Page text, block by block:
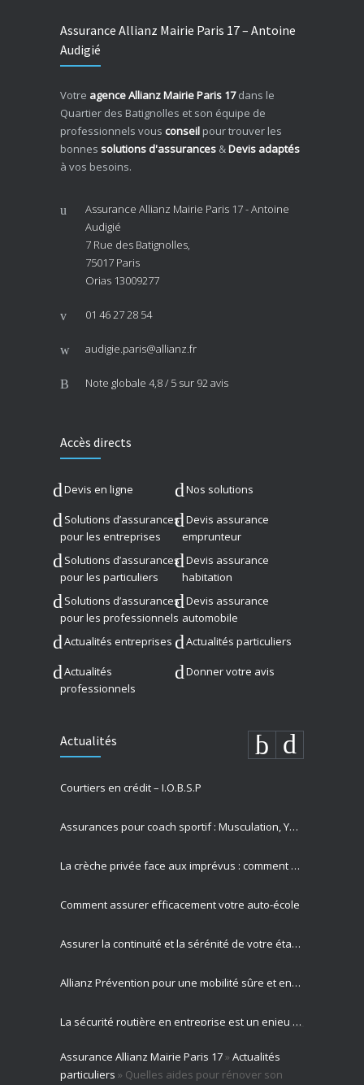
Assurance Allianz Mairie Paris 17 – Antoine
Audigié
Votre agence Allianz Mairie Paris 17dans le
Quartier des Batignolles et son équipe de
professionnels vous conseil pour trouver les
bonnes solutions d'assurances &Devis adaptés
à vos besoins.
Assurance Allianz Mairie Paris 17 - Antoine
Audigié
7 Rue des Batignolles,
75017 Paris
Orias 13009277
01 46 27 28 54
audigie.paris@allianz.fr
Note globale 4,8 / 5 sur 92 avis
Accès directs
Devis en ligne Nos solutions
Solutions d’assurances
pour les entreprises
Devis assurance
emprunteur
Solutions d’assurances
pour les particuliers
Devis assurance
habitation
Solutions d’assurances
pour les professionnels
Devis assurance
automobile
Actualités entreprises
Actualités particuliers
Actualités
professionnels
Donner votre avis
Actualités
Courtiers en crédit – I.O.B.S.P
Assurances pour coach sportif : Musculation, Yoga et Équitation
La crèche privée face aux imprévus : comment Allianz protège vos missions les plus précieuses
Comment assurer efficacement votre auto-école
Assurer la continuité et la sérénité de votre établissement privé
Allianz Prévention pour une mobilité sûre et engagement sociétal
La sécurité routière en entreprise est un enjeu majeur pour votre activité professionnelle
Assurance Allianz Mairie Paris 17» Actualités
particuliers » Quelles aides pour rénover son